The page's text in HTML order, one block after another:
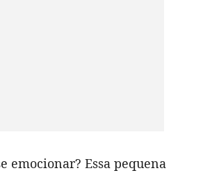
emocionar? Essa pequena